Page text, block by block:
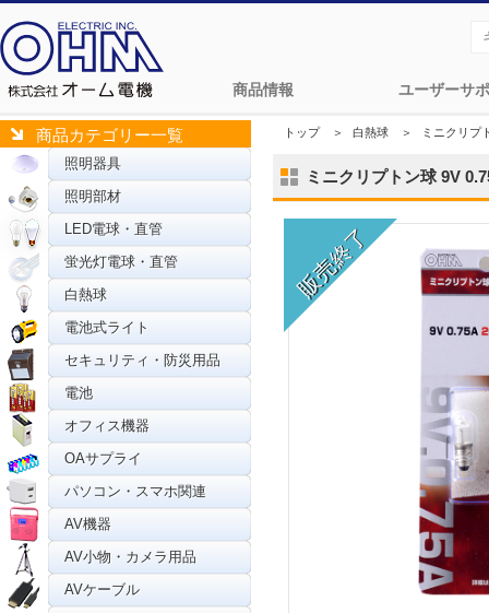
商品情報 ユーザーサ
商品カテゴリー一覧
照明器具
照明部材
LED電球・直管
蛍光灯電球・直管
白熱球
電池式ライト
セキュリティ・防災用品
電池
オフィス機器
OAサプライ
パソコン・スマホ関連
AV機器
AV小物・カメラ用品
AVケーブル
トップ＞ 白熱球 ＞ ミニクリプ
ミニクリプトン球 9V